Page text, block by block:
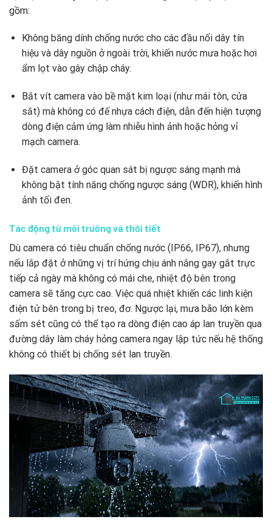
gồm:
Không băng dính chống nước cho các đầu nối dây tín
hiệu và dây nguồn ở ngoài trời, khiến nước mưa hoặc hơi
ẩm lọt vào gây chập cháy.
Bắt vít camera vào bề mặt kim loại (như mái tôn, cửa
sắt) mà không có đế nhựa cách điện, dẫn đến hiện tượng
dòng điện cảm ứng làm nhiễu hình ảnh hoặc hỏng vỉ
mạch camera.
Đặt camera ở góc quan sát bị ngược sáng mạnh mà
không bật tính năng chống ngược sáng (WDR), khiến hình
ảnh tối đen.
Tác động từ môi trường và thời tiết
Dù camera có tiêu chuẩn chống nước (IP66, IP67), nhưng
nếu lắp đặt ở những vị trí hứng chịu ánh nắng gay gắt trực
tiếp cả ngày mà không có mái che, nhiệt độ bên trong
camera sẽ tăng cực cao. Việc quá nhiệt khiến các linh kiện
điện tử bên trong bị treo, đơ. Ngược lại, mưa bão lớn kèm
sấm sét cũng có thể tạo ra dòng điện cao áp lan truyền qua
đường dây làm cháy hỏng camera ngay lập tức nếu hệ thống
không có thiết bị chống sét lan truyền.